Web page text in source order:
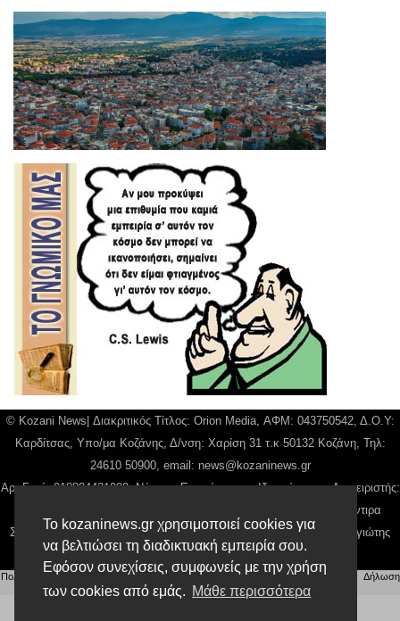
Το kozaninews.gr χρησιμοποιεί cookies για
να βελτιώσει τη διαδικτυακή εμπειρία σου.
Εφόσον συνεχίσεις, συμφωνείς με την χρήση
των cookies από εμάς. Μάθε περισσότερα
© Kozani News| Διακριτικός Τίτλος: Orion Media, ΑΦΜ: 043750542, Δ.Ο.Υ:
Καρδίτσας, Υπο/μα Κοζάνης, Δ/νση: Χαρίση 31 τ.κ 50132 Κοζάνη, Τηλ:
24610 50900, email: news@kozaninews.gr
Αρ. Γεμή: 018804431000, Νόμιμος Εκπρόσωπος, Ιδιοκτήτης και Διαχειριστής:
Παναγιώτης Φιλίππου, Διευθύντρια: Γιαννουσά Βασιλική, Διευθύντιρα
Σύνταξης: Μπαλαμπάνη Βασιλική. Δικαιούχος domain name Παναγιώτης
Φιλίππου
Πολιτική απορρήτου Αίτηση Διαχείρισης Προσωπικών Δεδομένων |Όροι χρήσης
Δήλωση
Συμμόρφωσης